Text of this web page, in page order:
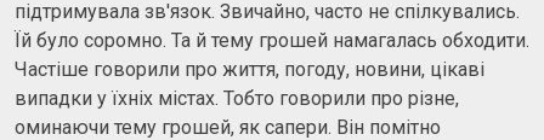
підтримувала зв'язок. Звичайно, часто не спілкувались.
Їй було соромно. Та й тему грошей намагалась обходити.
Частіше говорили про життя, погоду, новини, цікаві
випадки у їхніх містах. Тобто говорили про різне,
оминаючи тему грошей, як сапери. Він помітно